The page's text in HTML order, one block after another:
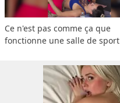
Ce n'est pas comme ça que
fonctionne une salle de sport